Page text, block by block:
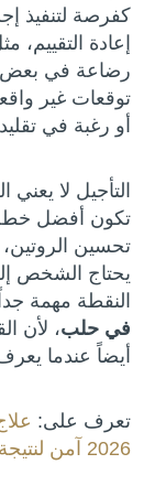
كفرصة لتنفيذ
إعادة
رضاعة في بعض
توقعات غير
أو رغبة في
التأجيل لا
تكون أفضل خطة
تحسين الروتين،
يحتاج الشخص
النقطة مهمة
في حلب، لأن
أيضاً عندما
تعرف على:
2026 آمن لنتيجة طبيعية مع د. وليد دراج